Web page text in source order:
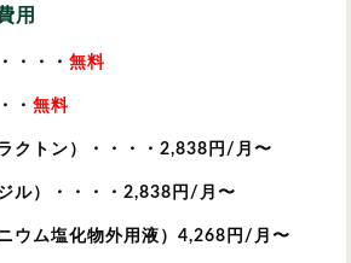
用
・・・ 無料
・ 無料
クトン）・・・・ 2,838 円/月〜
ル）・・・・ 2,838 円/月〜
ウム塩化物外用液） 4,268 円/月〜